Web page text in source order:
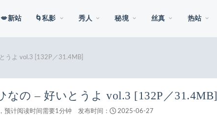
💋新站 🌀私影 秀人 秘境 丝真 热站
うよ vol.3 [132P／31.4MB]
なの – 好いとうよ vol.3 [132P／31.4MB]
预计阅读时间需要1分钟 发布时间： 2025-06-27